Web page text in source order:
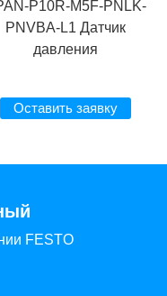
P10R-M5F-PNLK-
PNVBA-L1 Датчик
давления
Оставить заявку
FESTO